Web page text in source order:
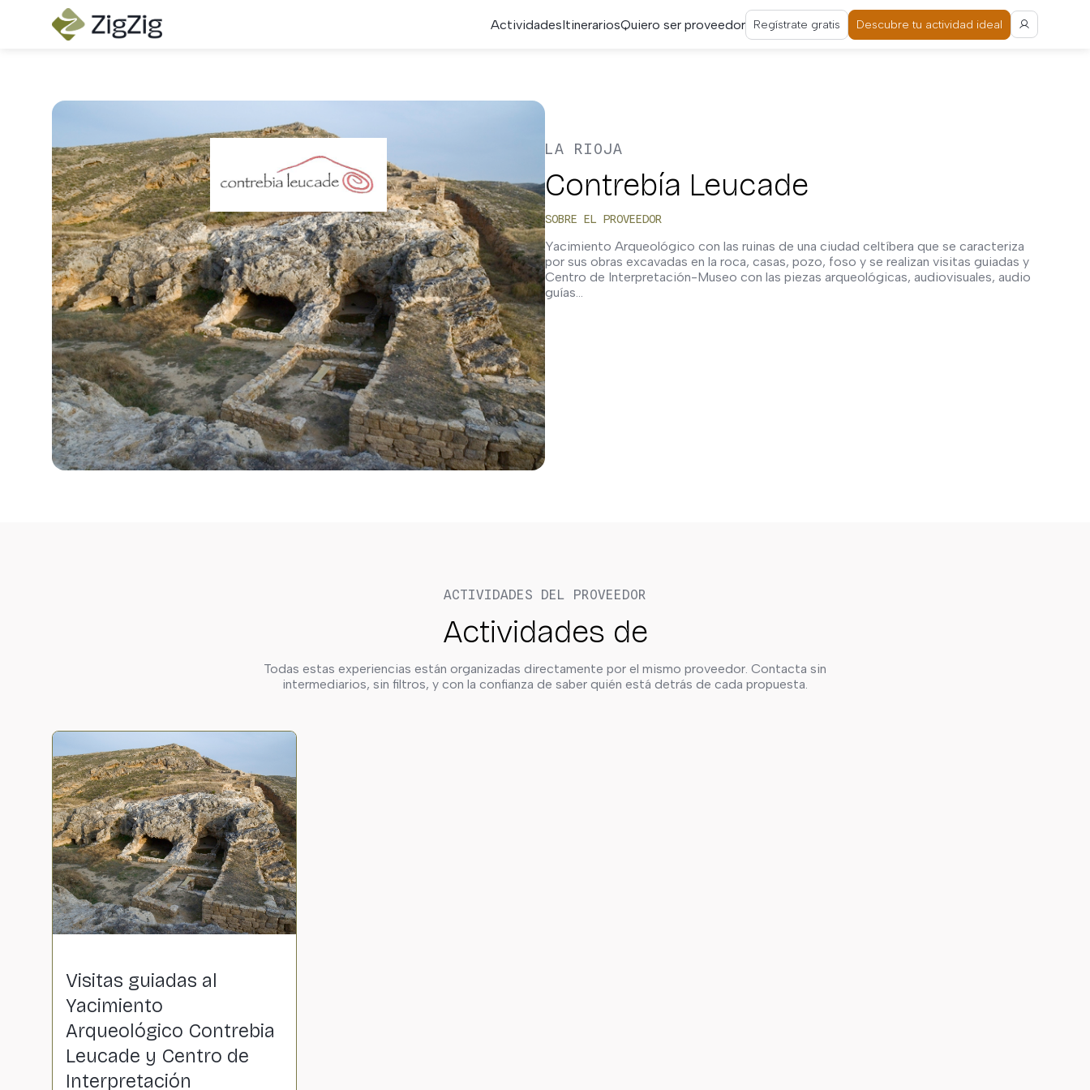
ActividadesItinerariosQuiero ser proveedor Regístrate gratis Descubre tu actividad ideal
LA RIOJA
Contrebía Leucade
SOBRE EL PROVEEDOR
Yacimiento Arqueológico con las ruinas de una ciudad celtíbera que se caracteriza
por sus obras excavadas en la roca, casas, pozo, foso y se realizan visitas guiadas y
Centro de Interpretación-Museo con las piezas arqueológicas, audiovisuales, audio
guías…
ACTIVIDADES DEL PROVEEDOR
Actividades de
Todas estas experiencias están organizadas directamente por el mismo proveedor. Contacta sin
intermediarios, sin filtros, y con la confianza de saber quién está detrás de cada propuesta.
Visitas guiadas al
Yacimiento
Arqueológico Contrebia
Leucade y Centro de
Interpretación